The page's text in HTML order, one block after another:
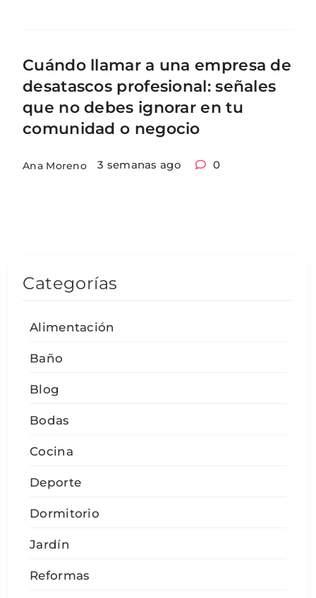
Cuándo llamar a una empresa de
desatascos profesional: señales
que no debes ignorar en tu
comunidad o negocio
Ana Moreno 3 semanas ago 0
Categorías
Alimentación
Baño
Blog
Bodas
Cocina
Deporte
Dormitorio
Jardín
Reformas